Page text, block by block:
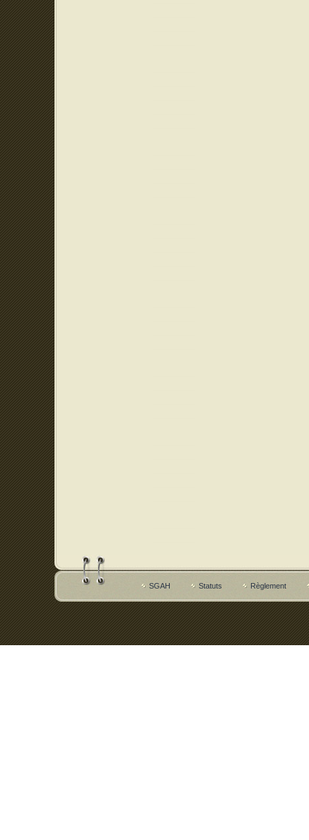
SGAH Statuts Règlement